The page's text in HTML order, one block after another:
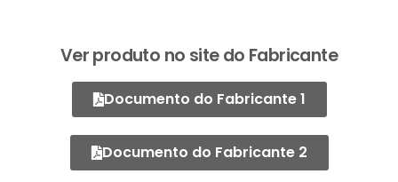
Ver produto no site do Fabricante
Documento do Fabricante 1
Documento do Fabricante 2